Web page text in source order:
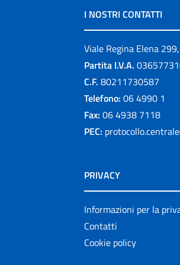
I NOSTRI CONTATTI
Viale Regina Elena
Partita I.V.A.
C.F. 80211730587
Telefono: 06 4990 1
Fax: 06 4938 7118
PEC:
PRIVACY
Informazioni per la
Contatti
Cookie policy